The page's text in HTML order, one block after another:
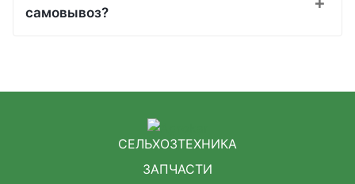
самовывоз?
СЕЛЬХОЗТЕХНИКА
ЗАПЧАСТИ